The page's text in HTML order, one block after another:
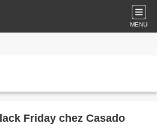
MENU
Friday chez Casado